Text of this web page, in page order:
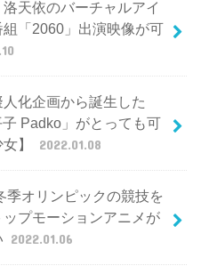
天依のバーチャルアイ
組「2060」出演映像が可
化企画から誕生した
Padko」がとっても可
】
2022.01.08
季オリンピックの競技を
プモーションアニメが
2022.01.06